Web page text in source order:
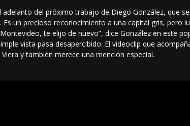
adelanto del próximo trabajo de Diego González, que
Es un precioso reconocimiento a una capital gris, pero
te elijo de nuevo”, dice González en este
vista pasa desapercibido. El videoclip que
y también merece una mención especial.